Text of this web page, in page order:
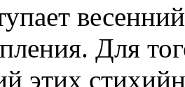
Для
этих